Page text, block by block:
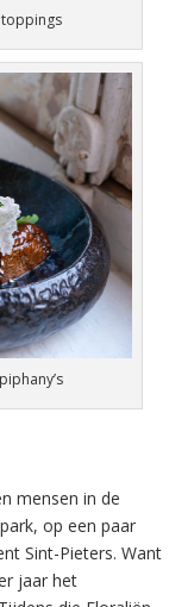
toppings
mensen in de
op een paar
Sint-Pieters. Want
jaar het